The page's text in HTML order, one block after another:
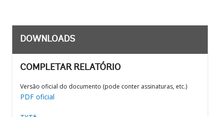
DOWNLOADS
COMPLETAR RELATÓRIO
Versão oficial do documento (pode conter assinaturas, etc.)
PDF oficial